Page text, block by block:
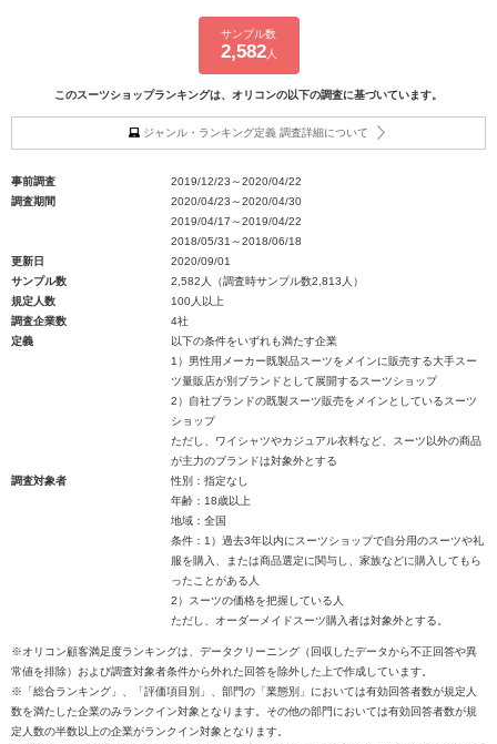
サンプル数
2,582人
このスーツショップランキングは、オリコンの以下の調査に基づいています。
ジャンル・ランキング定義 調査詳細について
事前調査
2019/12/23～2020/04/22
調査期間
2020/04/23～2020/04/30
2019/04/17～2019/04/22
2018/05/31～2018/06/18
更新日
2020/09/01
サンプル数
2,582人（調査時サンプル数2,813人）
規定人数
100人以上
調査企業数
4社
定義
以下の条件をいずれも満たす企業
1）男性用メーカー既製品スーツをメインに販売する大手スー
ツ量販店が別ブランドとして展開するスーツショップ
2）自社ブランドの既製スーツ販売をメインとしているスーツ
ショップ
ただし、ワイシャツやカジュアル衣料など、スーツ以外の商品
が主力のブランドは対象外とする
調査対象者
性別：指定なし
年齢：18歳以上
地域：全国
条件：1）過去3年以内にスーツショップで自分用のスーツや礼
服を購入、または商品選定に関与し、家族などに購入してもら
ったことがある人
2）スーツの価格を把握している人
ただし、オーダーメイドスーツ購入者は対象外とする。
※オリコン顧客満足度ランキングは、データクリーニング（回収したデータから不正回答や異
常値を排除）および調査対象者条件から外れた回答を除外した上で作成しています。
※「総合ランキング」、「評価項目別」、部門の「業態別」においては有効回答者数が規定人
数を満たした企業のみランクイン対象となります。その他の部門においては有効回答者数が規
定人数の半数以上の企業がランクイン対象となります。